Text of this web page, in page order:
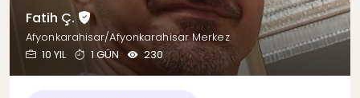
Fatih Ç.
Afyonkarahisar/Afyonkarahisar Merkez
10 YIL
1 GÜN 230